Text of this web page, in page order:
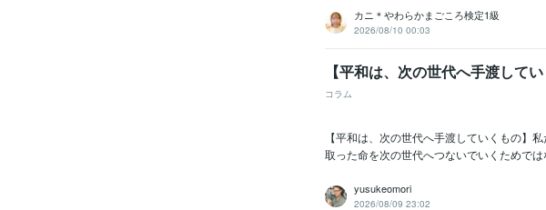
カニ＊やわらかまごころ検定1級
2026/08/10 00:03
【平和は、次の世代へ手渡してい
コラム
【平和は、次の世代へ手渡していくもの】
取った命を次の世代へつないでいくためで
yusukeomori
2026/08/09 23:02